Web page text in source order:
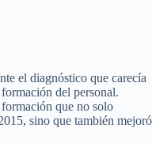
el diagnóstico que carecía
del personal.
que no solo
sino que también mejoró